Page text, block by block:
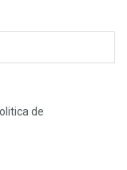
de